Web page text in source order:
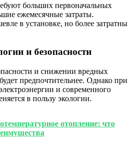
больших первоначальных
ежемесячные затраты.
в установке, но более затратны
и безопасности
и снижении вредных
предпочтительнее. Однако при
и современного
в пользу экологии.
отопление: что